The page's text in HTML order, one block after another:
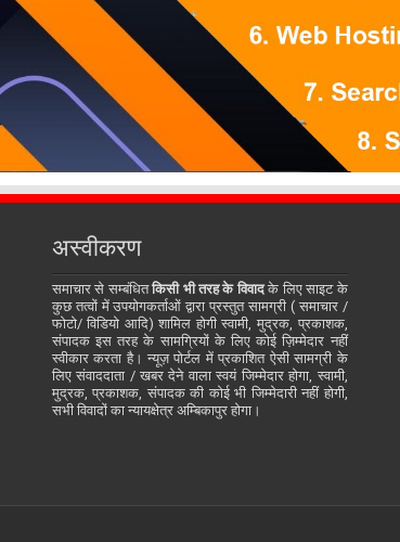
अस्वीकरण
समाचार से सम्बंधितकिसी भी तरह के विवादके लिए साइट के
कुछ तत्वों में उपयोगकर्ताओं द्वारा प्रस्तुत सामग्री ( समाचार /
फोटो/ विडियो आदि) शामिल होगी स्वामी, मुद्रक, प्रकाशक,
संपादक इस तरह के सामग्रियों के लिए कोई ज़िम्मेदार नहीं
स्वीकार करता है। न्यूज़ पोर्टल में प्रकाशित ऐसी सामग्री के
लिए संवाददाता / खबर देने वाला स्वयं जिम्मेदार होगा, स्वामी,
मुद्रक, प्रकाशक, संपादक की कोई भी जिम्मेदारी नहीं होगी,
सभी विवादों का न्यायक्षेत्र अम्बिकापुर होगा।